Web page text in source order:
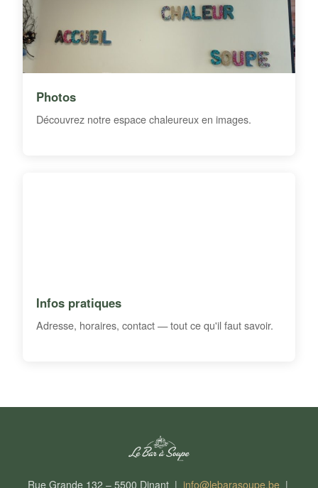
Photos
Découvrez notre espace chaleureux en images.
Infos pratiques
Adresse, horaires, contact — tout ce qu'il faut savoir.
Rue Grande 132 – 5500 Dinant | info@lebarasoupe.be|